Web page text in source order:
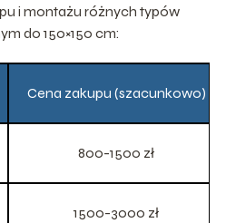
i montażu różnych typów
do 150×150 cm:
Cena zakupu (szacunkowo)
800-1500 zł
1500-3000 zł